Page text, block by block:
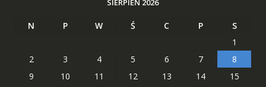
SIERPIEŃ 2026
N P W Ś C P
S
1
2
3 4 5 6 7
8
9
10 11 12 13 14
15